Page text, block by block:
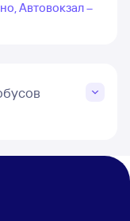
Автовокзал –